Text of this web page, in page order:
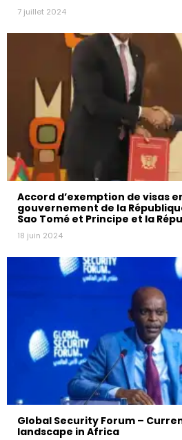
7 juillet 2024
Accord d’exemption de visas
gouvernement de la
Sao Tomé et Principe et la
18 juin 2024
Global Security Forum –
landscape in Africa